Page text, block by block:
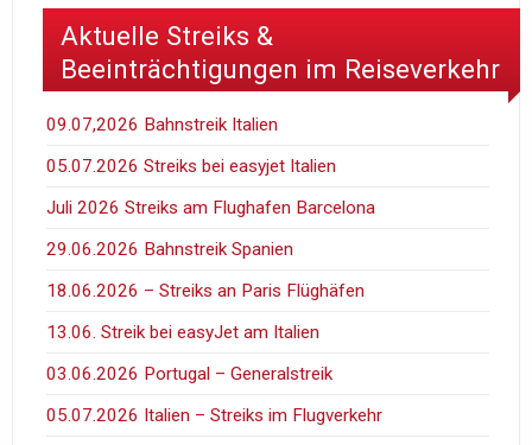
Aktuelle Streiks &
Beeinträchtigungen im Reiseverkehr
09.07,2026 Bahnstreik Italien
05.07.2026 Streiks bei easyjet Italien
Juli 2026 Streiks am Flughafen Barcelona
29.06.2026 Bahnstreik Spanien
18.06.2026 – Streiks an Paris Flüghäfen
13.06. Streik bei easyJet am Italien
03.06.2026 Portugal – Generalstreik
05.07.2026 Italien – Streiks im Flugverkehr